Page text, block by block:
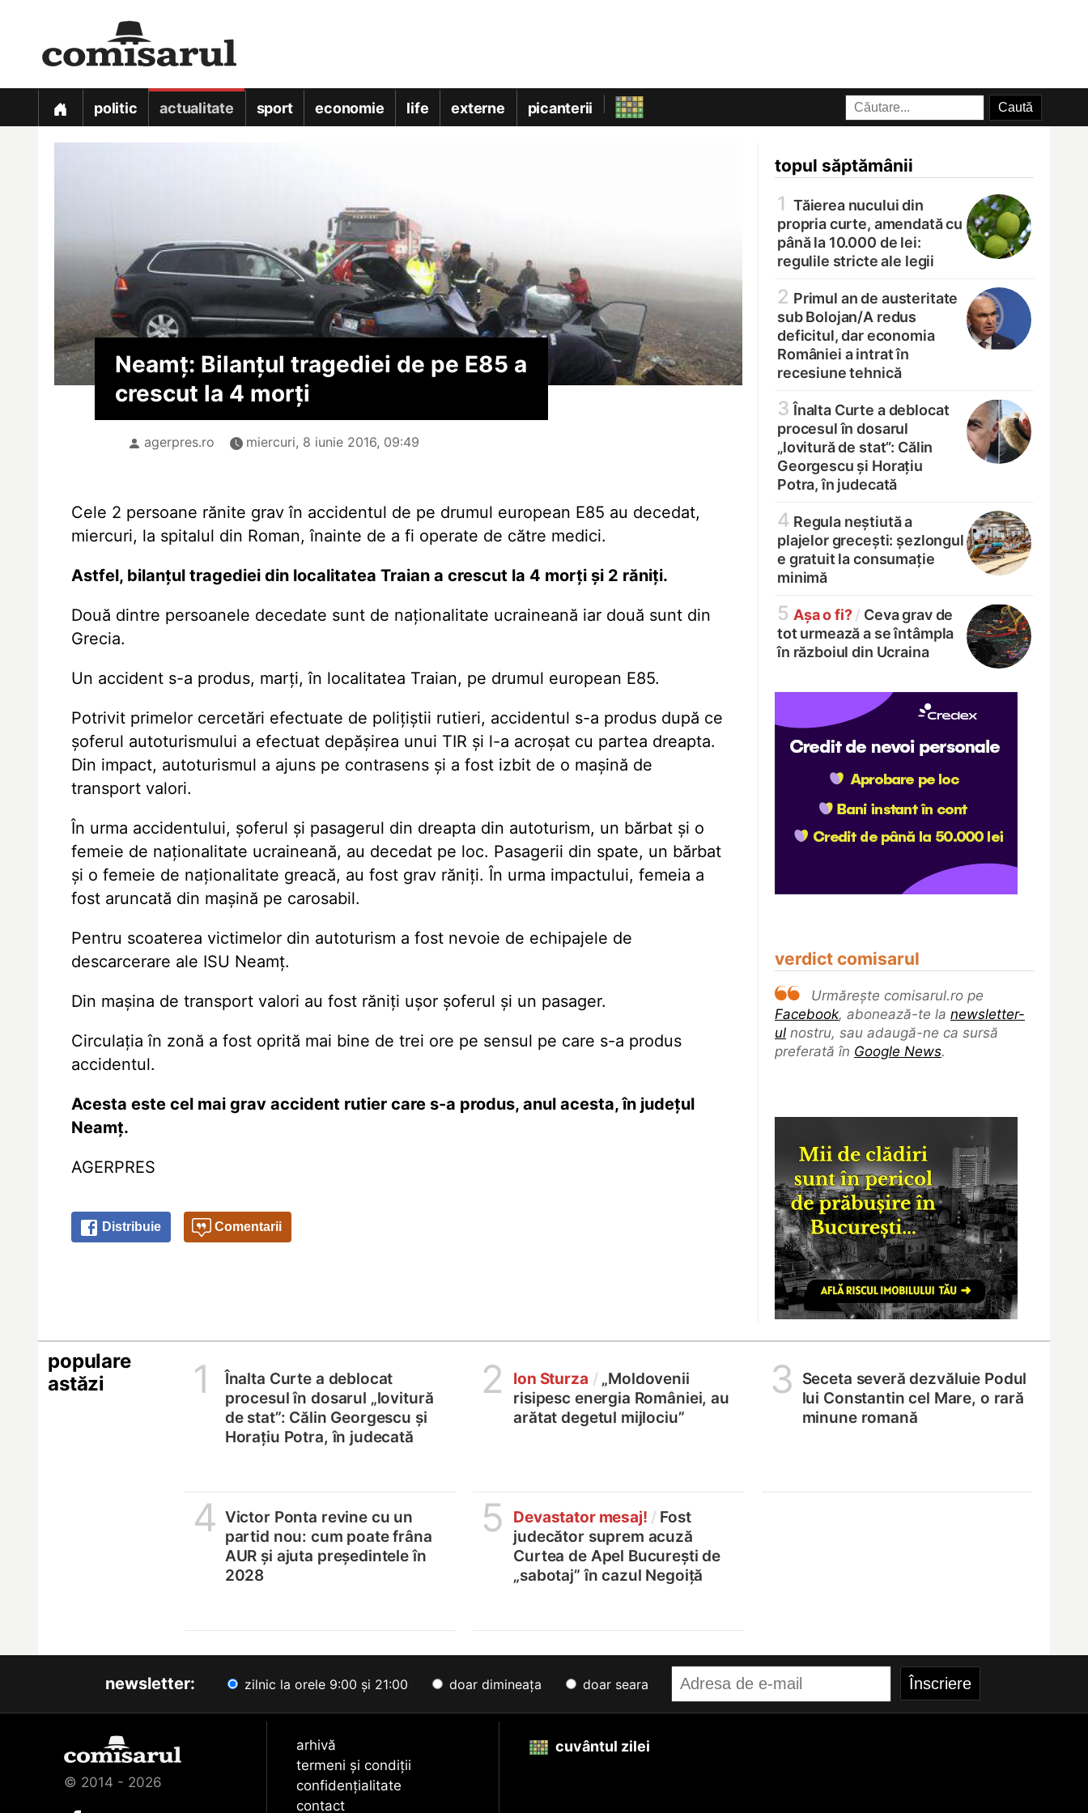
politic actualitate sport economie life externe picanterii
topul săptămânii
1 Tăierea nucului din
propria curte, amendată cu
până la 10.000 de lei:
regulile stricte ale legii
2 Primul an de austeritate
sub Bolojan/A redus
deficitul, dar economia
României a intrat în
recesiune tehnică
3 Înalta Curte a deblocat
procesul în dosarul
„lovitură de stat”: Călin
Georgescu și Horațiu
Potra, în judecată
4 Regula neștiută a
plajelor grecești: șezlongul
e gratuit la consumație
minimă
5 Așa o fi? / Ceva grav de
tot urmează a se întâmpla
în războiul din Ucraina
verdict comisarul
Urmărește comisarul.ro pe
Facebook, abonează-te la newsletter-
ul nostru, sau adaugă-ne ca sursă
preferată în Google News.
Neamț: Bilanțul tragediei de pe E85 a
crescut la 4 morți
agerpres.ro miercuri, 8 iunie 2016, 09:49
Cele 2 persoane rănite grav în accidentul de pe drumul european E85 au decedat,
miercuri, la spitalul din Roman, înainte de a fi operate de către medici.
Astfel, bilanțul tragediei din localitatea Traian a crescut la 4 morți și 2 răniți.
Două dintre persoanele decedate sunt de naționalitate ucraineană iar două sunt din
Grecia.
Un accident s-a produs, marți, în localitatea Traian, pe drumul european E85.
Potrivit primelor cercetări efectuate de polițiștii rutieri, accidentul s-a produs după ce
șoferul autoturismului a efectuat depășirea unui TIR și l-a acroșat cu partea dreapta.
Din impact, autoturismul a ajuns pe contrasens și a fost izbit de o mașină de
transport valori.
În urma accidentului, șoferul și pasagerul din dreapta din autoturism, un bărbat și o
femeie de naționalitate ucraineană, au decedat pe loc. Pasagerii din spate, un bărbat
și o femeie de naționalitate greacă, au fost grav răniți. În urma impactului, femeia a
fost aruncată din mașină pe carosabil.
Pentru scoaterea victimelor din autoturism a fost nevoie de echipajele de
descarcerare ale ISU Neamț.
Din mașina de transport valori au fost răniți ușor șoferul și un pasager.
Circulația în zonă a fost oprită mai bine de trei ore pe sensul pe care s-a produs
accidentul.
Acesta este cel mai grav accident rutier care s-a produs, anul acesta, în județul
Neamț.
AGERPRES
Distribuie Comentarii
populare
astăzi
1
Înalta Curte a deblocat
procesul în dosarul „lovitură
de stat”: Călin Georgescu și
Horațiu Potra, în judecată
2 Ion Sturza / „Moldovenii
risipesc energia României, au
arătat degetul mijlociu”
3
Seceta severă dezvăluie Podul
lui Constantin cel Mare, o rară
minune romană
4 Victor Ponta revine cu un
partid nou: cum poate frâna
AUR și ajuta președintele în
2028
5 Devastator mesaj! / Fost
judecător suprem acuză
Curtea de Apel București de
„sabotaj” în cazul Negoiță
newsletter: zilnic la orele 9:00 și 21:00 doar dimineața doar seara
© 2014 - 2026
arhivă
termeni și condiții
confidențialitate
contact
cuvântul zilei